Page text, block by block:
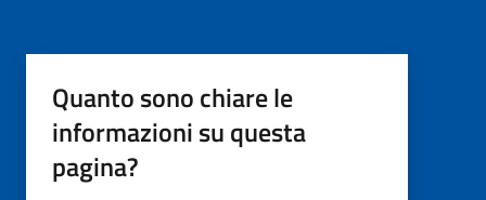
Quanto sono chiare le
informazioni su questa
pagina?